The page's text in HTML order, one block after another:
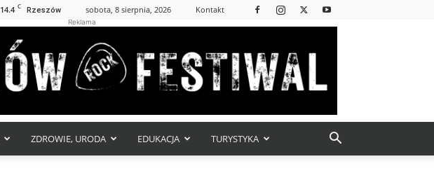
14.4 C Rzeszów sobota, 8 sierpnia, 2026 Kontakt
Reklama
ZDROWIE, URODA EDUKACJA TURYSTYKA